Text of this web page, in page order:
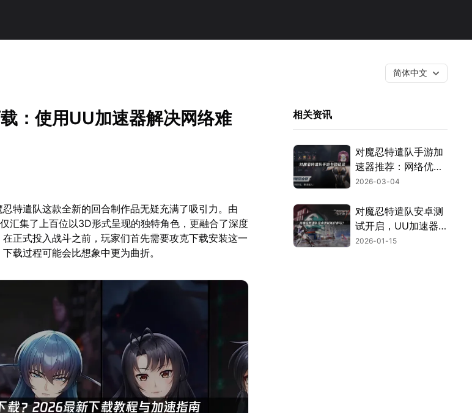
简体中文
：使用UU加速器解决网络难
特遣队这款全新的回合制作品无疑充满了吸引力。由
汇集了上百位以3D形式呈现的独特角色，更融合了深度
正式投入战斗之前，玩家们首先需要攻克下载安装这一
载过程可能会比想象中更为曲折。
相关资讯
对魔忍特遣队手游加
速器推荐：网络优化
指南！
2026-03-04
对魔忍特遣队安卓测
试开启，UU加速器
助力畅玩！
2026-01-15